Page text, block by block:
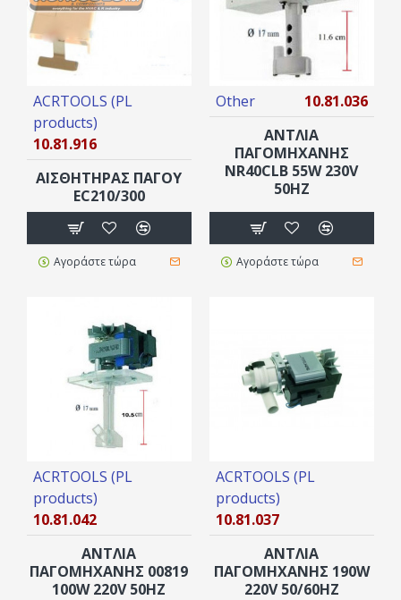
ACRTOOLS (PL
products)
10.81.916
ΑΙΣΘΗΤΗΡΑΣ ΠΑΓΟΥ
EC210/300
Αγοράστε τώρα
Other
10.81.036
ΑΝΤΛΙΑ
ΠΑΓΟΜΗΧΑΝΗΣ
NR40CLB 55W 230V
50ΗΖ
Αγοράστε τώρα
ACRTOOLS (PL
products)
10.81.042
ΑΝΤΛΙΑ
ΠΑΓΟΜΗΧΑΝΗΣ 00819
100W 220V 50ΗΖ
ACRTOOLS (PL
products)
10.81.037
ΑΝΤΛΙΑ
ΠΑΓΟΜΗΧΑΝΗΣ 190W
220V 50/60ΗΖ